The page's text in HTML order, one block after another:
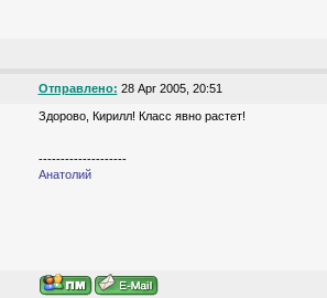
Отправлено: 28 Apr 2005, 20:51
Здорово, Кирилл! Класс явно растет!
--------------------
Анатолий